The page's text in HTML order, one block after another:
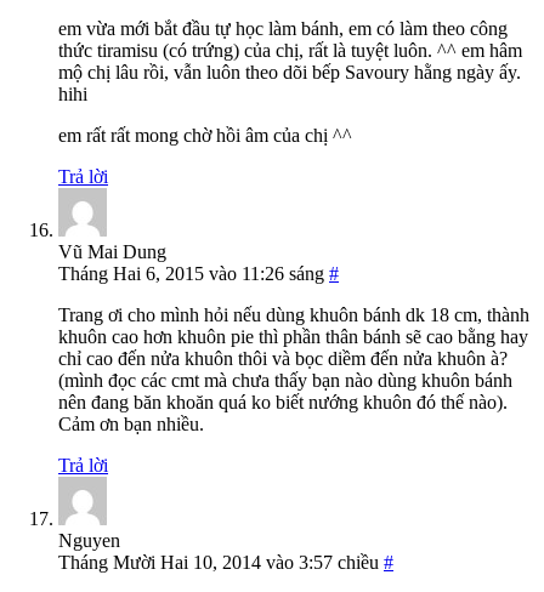
em vừa mới bắt đầu tự học làm bánh, em có làm theo công
thức tiramisu (có trứng) của chị, rất là tuyệt luôn. ^^ em hâm
mộ chị lâu rồi, vẫn luôn theo dõi bếp Savoury hằng ngày ấy.
hihi
em rất rất mong chờ hồi âm của chị ^^
Trả lời
Vũ Mai Dung
Tháng Hai 6, 2015 vào 11:26 sáng #
Trang ơi cho mình hỏi nếu dùng khuôn bánh dk 18 cm, thành
khuôn cao hơn khuôn pie thì phần thân bánh sẽ cao bằng hay
chỉ cao đến nửa khuôn thôi và bọc diềm đến nửa khuôn à?
(mình đọc các cmt mà chưa thấy bạn nào dùng khuôn bánh
nên đang băn khoăn quá ko biết nướng khuôn đó thế nào).
Cảm ơn bạn nhiều.
Trả lời
Nguyen
Tháng Mười Hai 10, 2014 vào 3:57 chiều #